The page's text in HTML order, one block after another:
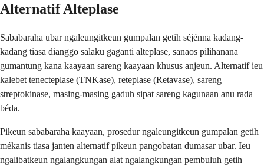
Alternatif Alteplase
Sababaraha ubar ngaleungitkeun gumpalan getih séjénna kadang-
kadang tiasa dianggo salaku gaganti alteplase, sanaos pilihanana
gumantung kana kaayaan sareng kaayaan khusus anjeun. Alternatif ieu
kalebet tenecteplase (TNKase), reteplase (Retavase), sareng
streptokinase, masing-masing gaduh sipat sareng kagunaan anu rada
béda.
Pikeun sababaraha kaayaan, prosedur ngaleungitkeun gumpalan getih
mékanis tiasa janten alternatif pikeun pangobatan dumasar ubar. Ieu
ngalibatkeun ngalangkungan alat ngalangkungan pembuluh getih